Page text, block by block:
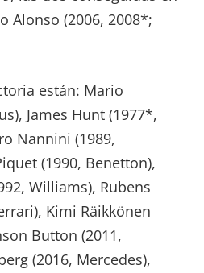
Alonso (2006, 2008*;
están: Mario
James Hunt (1977*,
Nannini (1989,
(1990, Benetton),
Williams), Rubens
Kimi Räikkönen
Button (2011,
(2016, Mercedes),